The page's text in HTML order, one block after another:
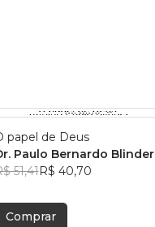
O papel de Deus
Paulo Bernardo Blinder
51,41R$ 40,70
Comprar